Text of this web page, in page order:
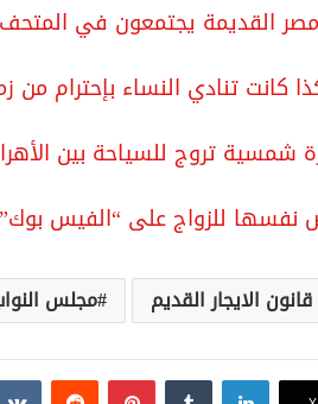
القديمة يجتمعون في المتحف
كانت تنادي النساء بإحترام من
تروج للسياحة بين
نفسها للزواج على “الفيس بوك”
الايجار القديم مجلس
لينكدإن بينتيريست